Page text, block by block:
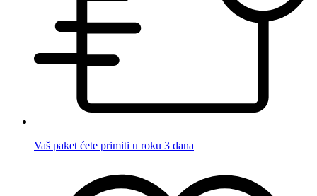
Vaš paket ćete primiti u roku 3 dana